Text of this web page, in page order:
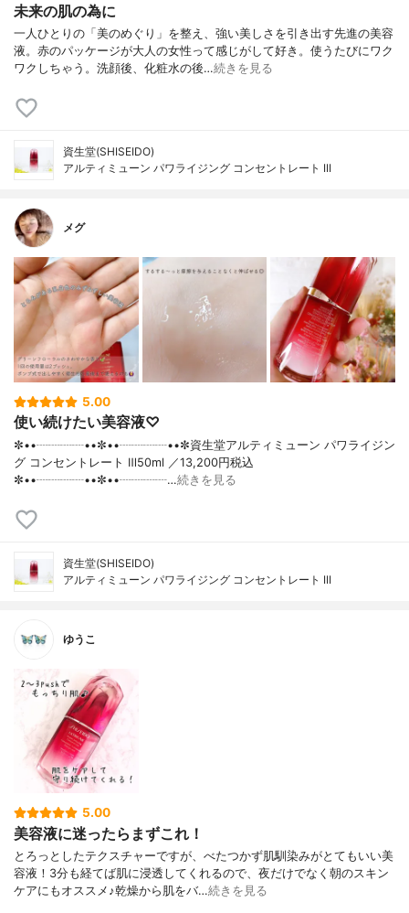
未来の肌の為に
一人ひとりの「美のめぐり」を整え、強い美しさを引き出す先進の美容
液。赤のパッケージが大人の女性って感じがして好き。使うたびにワク
ワクしちゃう。洗顔後、化粧水の後…続きを見る
資生堂(SHISEIDO)
アルティミューン パワライジング コンセントレート III
メグ
5.00
使い続けたい美容液♡
✼••┈┈┈┈••✼••┈┈┈┈••✼資生堂アルティミューン パワライジン
グ コンセントレート Ⅲ50ml ／13,200円税込
✼••┈┈┈┈••✼••┈┈┈┈…続きを見る
資生堂(SHISEIDO)
アルティミューン パワライジング コンセントレート III
ゆうこ
5.00
美容液に迷ったらまずこれ！
とろっとしたテクスチャーですが、べたつかず肌馴染みがとてもいい美
容液！3分も経てば肌に浸透してくれるので、夜だけでなく朝のスキン
ケアにもオススメ♪乾燥から肌をバ…続きを見る